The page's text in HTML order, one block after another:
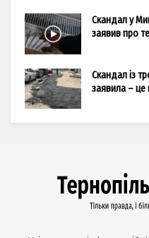
Скандал у
заявив про
Скандал із
заявила – це